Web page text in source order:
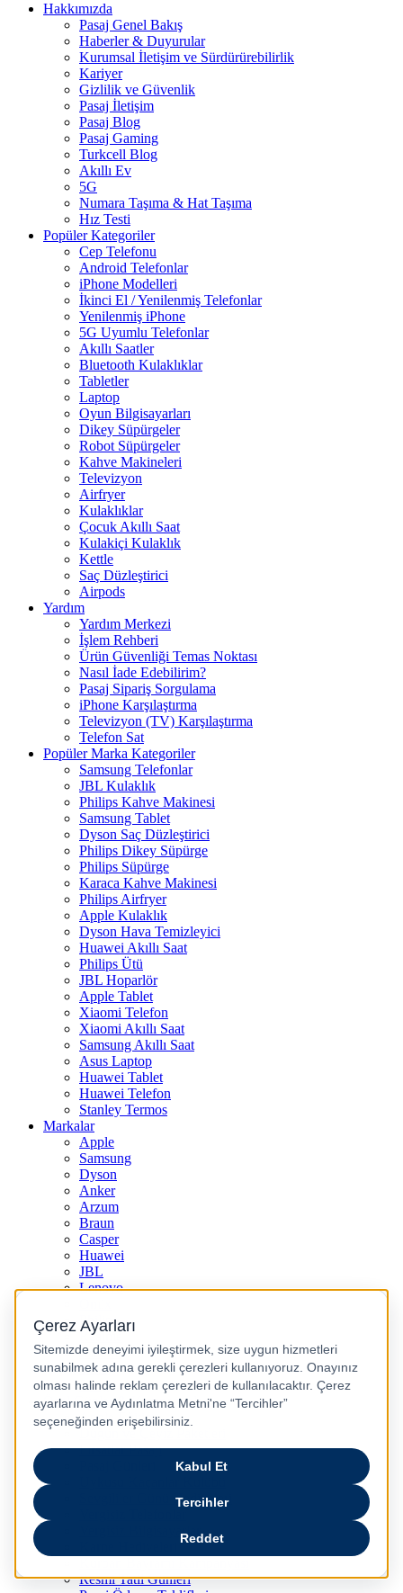
Hakkımızda
Pasaj Genel Bakış
Haberler & Duyurular
Kurumsal İletişim ve Sürdürürebilirlik
Kariyer
Gizlilik ve Güvenlik
Pasaj İletişim
Pasaj Blog
Pasaj Gaming
Turkcell Blog
Akıllı Ev
5G
Numara Taşıma & Hat Taşıma
Hız Testi
Popüler Kategoriler
Cep Telefonu
Android Telefonlar
iPhone Modelleri
İkinci El / Yenilenmiş Telefonlar
Yenilenmiş iPhone
5G Uyumlu Telefonlar
Akıllı Saatler
Bluetooth Kulaklıklar
Tabletler
Laptop
Oyun Bilgisayarları
Dikey Süpürgeler
Robot Süpürgeler
Kahve Makineleri
Televizyon
Airfryer
Kulaklıklar
Çocuk Akıllı Saat
Kulakiçi Kulaklık
Kettle
Saç Düzleştirici
Airpods
Yardım
Yardım Merkezi
İşlem Rehberi
Ürün Güvenliği Temas Noktası
Nasıl İade Edebilirim?
Pasaj Sipariş Sorgulama
iPhone Karşılaştırma
Televizyon (TV) Karşılaştırma
Telefon Sat
Popüler Marka Kategoriler
Samsung Telefonlar
JBL Kulaklık
Philips Kahve Makinesi
Samsung Tablet
Dyson Saç Düzleştirici
Philips Dikey Süpürge
Philips Süpürge
Karaca Kahve Makinesi
Philips Airfryer
Apple Kulaklık
Dyson Hava Temizleyici
Huawei Akıllı Saat
Philips Ütü
JBL Hoparlör
Apple Tablet
Xiaomi Telefon
Xiaomi Akıllı Saat
Samsung Akıllı Saat
Asus Laptop
Huawei Tablet
Huawei Telefon
Stanley Termos
Markalar
Apple
Samsung
Dyson
Anker
Arzum
Braun
Casper
Huawei
JBL
Lenovo
Philips
Realme
Xiaomi
TCL
Sony
Özel Günler & Kampanyalar
Apple Eğitim
Düğün ve Çeyiz Paketleri
Fırsatlar Pasajı
Sevgililer Günü Hediyeleri
Vergisiz Bilgisayarlar
Resmi Tatil Günleri